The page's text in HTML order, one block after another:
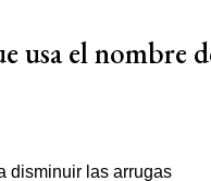
usa el nombre